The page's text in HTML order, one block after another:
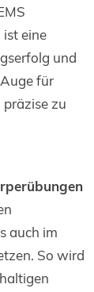
eine
und
für
zu
auch im
So wird